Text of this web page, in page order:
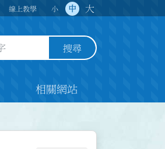
線上教學 小 中 大
搜尋
相關網站